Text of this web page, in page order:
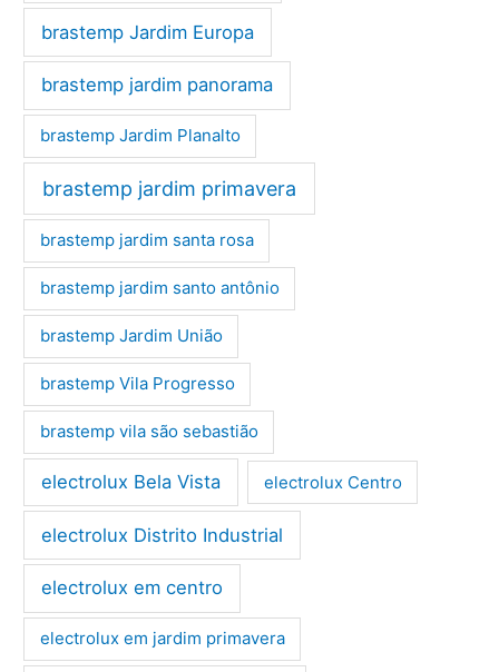
brastemp Jardim Europa
brastemp jardim panorama
brastemp Jardim Planalto
brastemp jardim primavera
brastemp jardim santa rosa
brastemp jardim santo antônio
brastemp Jardim União
brastemp Vila Progresso
brastemp vila são sebastião
electrolux Bela Vista electrolux Centro
electrolux Distrito Industrial
electrolux em centro
electrolux em jardim primavera